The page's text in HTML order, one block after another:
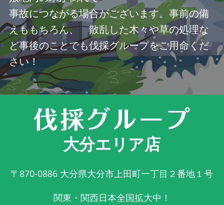
事故につながる場合がございます。事前の備
えももちろん、 散乱した木々や草の処理な
ど事後のことでも伐採グループをご用命くだ
さい！
大分エリア店
〒870-0886 大分県大分市上田町一丁目２番地１号
関東・関西日本全国拡大中！